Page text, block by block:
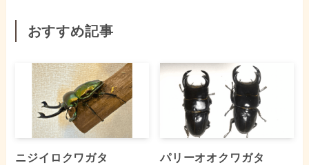
おすすめ記事
ニジイロクワガタ パリーオオクワガタ